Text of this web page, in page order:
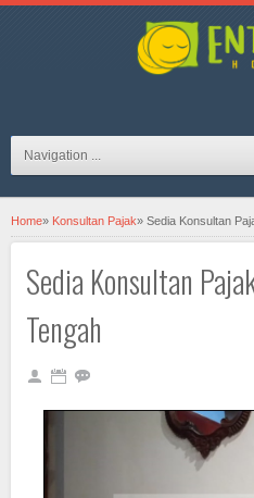
Navigation ...
Home» Konsultan Pajak» Sedia Konsultan
Sedia Konsultan
Tengah